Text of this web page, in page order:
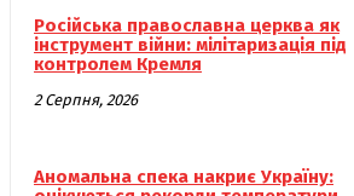
Російська православна церква як
інструмент війни: мілітаризація під
контролем Кремля
2 Серпня, 2026
Аномальна спека накриє Україну: